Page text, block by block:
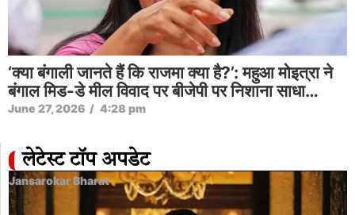
‘क्या बंगाली जानते हैं कि राजमा क्या है?’: महुआ मोइत्रा ने
बंगाल मिड-डे मील विवाद पर बीजेपी पर निशाना साधा…
June 27, 2026 / 4:28 pm
लेटेस्ट टॉप अपडेट
Jansarokar Bharat